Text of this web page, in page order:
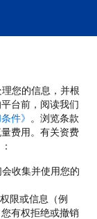
您的信息，并根
台前，阅读我们
件》 。浏览条款
费用。有关资费
收集并使用您的
限或信息（例
有权拒绝或撤销